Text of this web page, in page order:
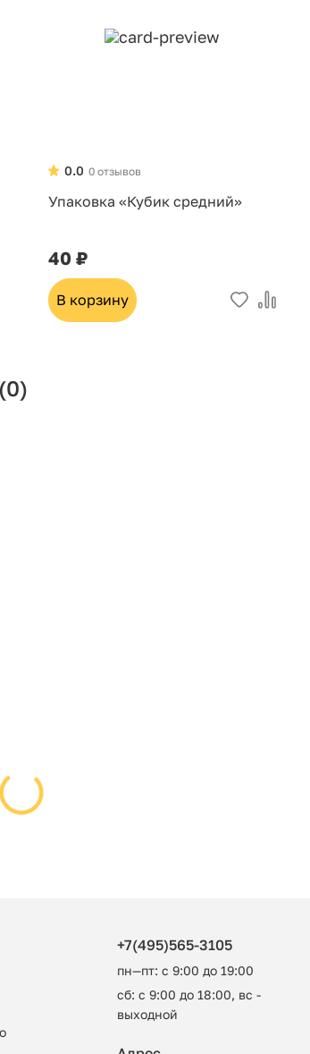
0 отзывов
0.0
Упаковка «Кубик средний»
40 ₽
В корзину
(0)
+7(495)565-3105
пн—пт: с 9:00 до 19:00
сб: с 9:00 до 18:00, вс -
выходной